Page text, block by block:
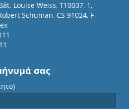
Louise Weiss, T10037, 1,
Schuman, CS 91024, F-
σας